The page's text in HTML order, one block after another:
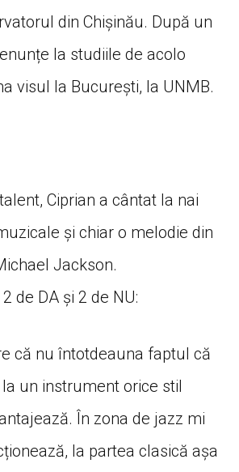
din Chișinău. După un
la studiile de acolo
visul la București, la UNMB.
Ciprian a cântat la nai
și chiar o melodie din
Jackson.
de DA și 2 de NU:
că nu întotdeauna faptul că
un instrument orice stil
În zona de jazz mi
la partea clasică așa